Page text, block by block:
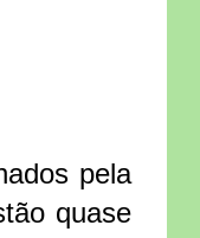
pela
quase